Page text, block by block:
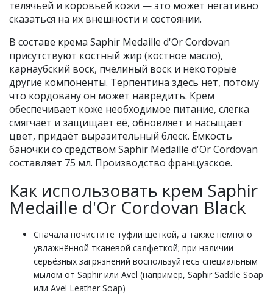
телячьей и коровьей кожи — это может негативно
сказаться на их внешности и состоянии.
В составе крема Saphir Medaille d'Or Cordovan
присутствуют костный жир (костное масло),
карнаубский воск, пчелиный воск и некоторые
другие компоненты. Терпентина здесь нет, потому
что кордовану он может навредить. Крем
обеспечивает коже необходимое питание, слегка
смягчает и защищает её, обновляет и насыщает
цвет, придаёт выразительный блеск. Ёмкость
баночки со средством Saphir Medaille d'Or Cordovan
составляет 75 мл. Производство французское.
Как использовать крем Saphir
Medaille d'Or Cordovan Black
Сначала почистите туфли щёткой, а также немного
увлажнённой тканевой салфеткой; при наличии
серьёзных загрязнений воспользуйтесь специальным
мылом от Saphir или Avel (например, Saphir Saddle Soap
или Avel Leather Soap)